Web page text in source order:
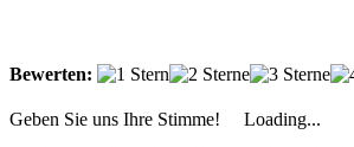
Bewerten:
Geben Sie uns Ihre Stimme!
Loading...